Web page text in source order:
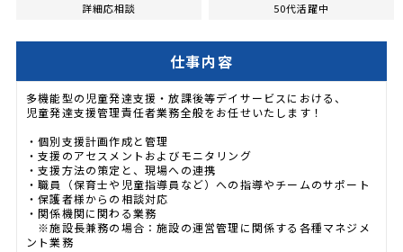
詳細応相談 50代活躍中
仕事内容
多機能型の児童発達支援・放課後等デイサービスにおける、
児童発達支援管理責任者業務全般をお任せいたします！
・個別支援計画作成と管理
・支援のアセスメントおよびモニタリング
・支援方法の策定と、現場への連携
・職員（保育士や児童指導員など）への指導やチームのサポート
・保護者様からの相談対応
・関係機関に関わる業務
※施設長兼務の場合：施設の運営管理に関係する各種マネジメ
ント業務